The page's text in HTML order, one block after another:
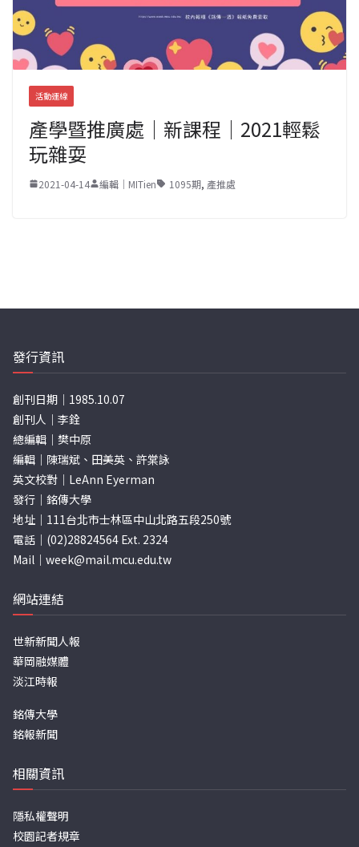
活動連線
產學暨推廣處｜新課程｜2021輕鬆
玩雜耍
2021-04-14 編輯｜MITien 1095期, 產推處
發行資訊
創刊日期｜1985.10.07
創刊人｜李銓
總編輯｜樊中原
編輯｜陳瑞斌、田美英、許棠詠
英文校對｜LeAnn Eyerman
發行｜銘傳大學
地址｜111台北市士林區中山北路五段250號
電話｜(02)28824564 Ext. 2324
Mail｜ week@mail.mcu.edu.tw
網站連結
世新新聞人報
華岡融媒體
淡江時報
銘傳大學
銘報新聞
相關資訊
隱私權聲明
校園記者規章